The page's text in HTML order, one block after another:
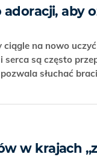
aby
ciągle na nowo
są często
słuchać
w krajach